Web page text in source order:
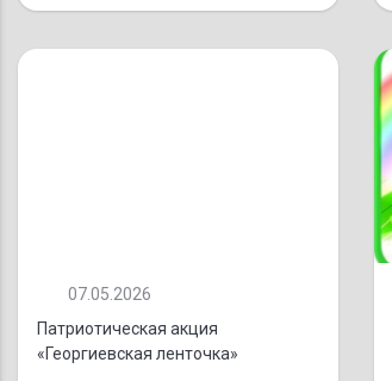
07.05.2026
Патриотическая акция
«Георгиевская ленточка»